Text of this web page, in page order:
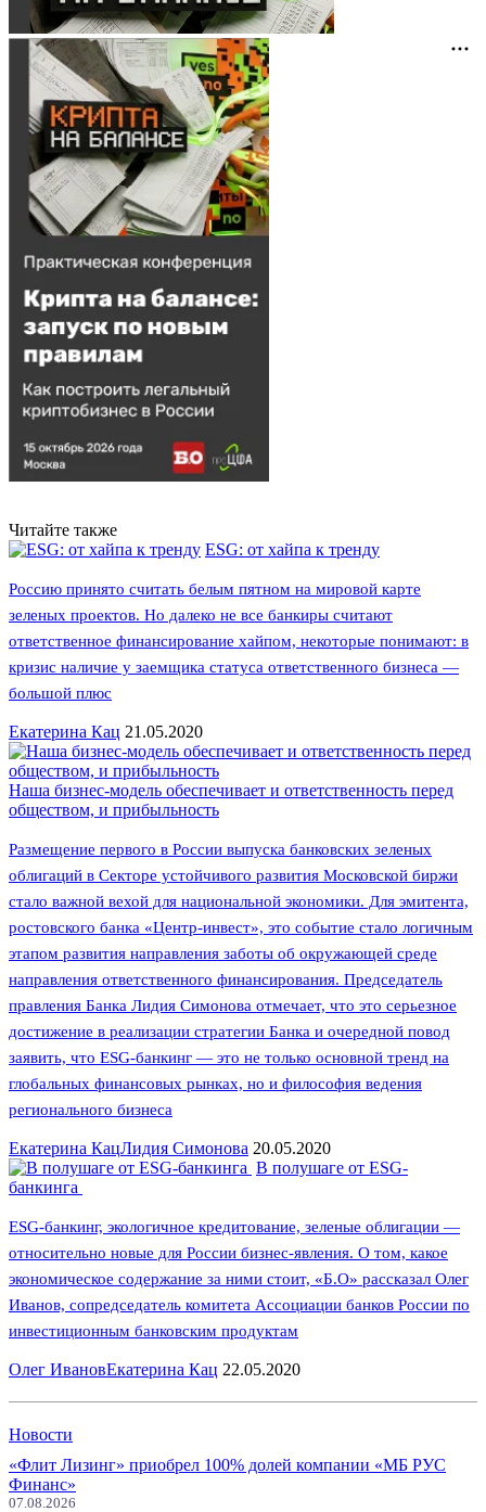
Читайте также
ESG: от хайпа к тренду
Россию принято считать белым пятном на мировой карте
зеленых проектов. Но далеко не все банкиры считают
ответственное финансирование хайпом, некоторые понимают: в
кризис наличие у заемщика статуса ответственного бизнеса —
большой плюс
Екатерина Кац 21.05.2020
Наша бизнес-модель обеспечивает и ответственность перед
обществом, и прибыльность
Размещение первого в России выпуска банковских зеленых
облигаций в Секторе устойчивого развития Московской биржи
стало важной вехой для национальной экономики. Для эмитента,
ростовского банка «Центр-инвест», это событие стало логичным
этапом развития направления заботы об окружающей среде
направления ответственного финансирования. Председатель
правления Банка Лидия Симонова отмечает, что это серьезное
достижение в реализации стратегии Банка и очередной повод
заявить, что ESG-банкинг — это не только основной тренд на
глобальных финансовых рынках, но и философия ведения
регионального бизнеса
Екатерина КацЛидия Симонова 20.05.2020
В полушаге от ESG-
банкинга
ESG-банкинг, экологичное кредитование, зеленые облигации —
относительно новые для России бизнес-явления. О том, какое
экономическое содержание за ними стоит, «Б.О» рассказал Олег
Иванов, сопредседатель комитета Ассоциации банков России по
инвестиционным банковским продуктам
Олег ИвановЕкатерина Кац 22.05.2020
Новости
«Флит Лизинг» приобрел 100% долей компании «МБ РУС
Финанс»
07.08.2026